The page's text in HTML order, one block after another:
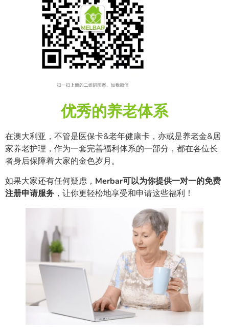
优秀的养老体系
在澳大利亚，不管是医保卡&老年健康卡，亦或是养老金&居
家养老护理，作为一套完善福利体系的一部分，都在各位长
者身后保障着大家的金色岁月。
如果大家还有任何疑虑， Merbar可以为你提供一对一的免费
注册申请服务 ，让你更轻松地享受和申请这些福利！